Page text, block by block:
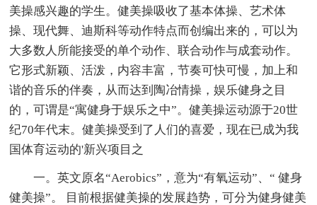
美操感兴趣的学生。健美操吸收了基本体操、艺术体
操、现代舞、迪斯科等动作特点而创编出来的，可以为
大多数人所能接受的单个动作、联合动作与成套动作。
它形式新颖、活泼，内容丰富，节奏可快可慢，加上和
谐的音乐的伴奏，从而达到陶冶情操，娱乐健身之目
的，可谓是“寓健身于娱乐之中”。健美操运动源于20世
纪70年代末。健美操受到了人们的喜爱，现在已成为我
国体育运动的'新兴项目之
一。英文原名“Aerobics”，意为“有氧运动”、“ 健身
健美操”。 目前根据健美操的发展趋势，可分为健身健美